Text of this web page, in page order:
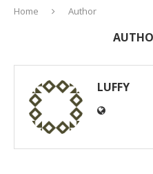
Home Author
LUFFY